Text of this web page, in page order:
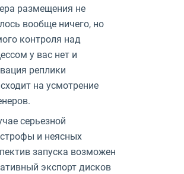
размещения не
вообще ничего, но
контроля над
у вас нет и
реплики
на усмотрение
серьезной
и неясных
запуска возможен
экспорт дисков